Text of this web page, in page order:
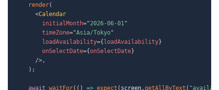
render(
<Calendar
initialMonth="2026-06-01"
timeZone="Asia/Tokyo"
loadAvailability={ loadAvailability}
onSelectDate={onSelectDate}
/>,
) ;
await waitFor( ( ) => expect ( screen.getAllByText (